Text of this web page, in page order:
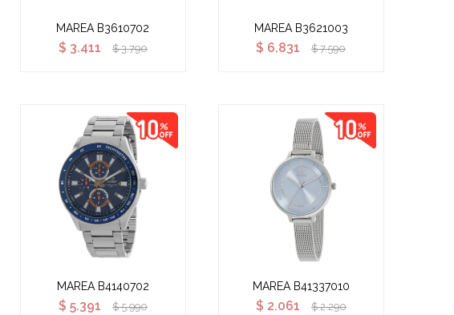
MAREA B3610702
$ 3.411 $ 3.790
MAREA B3621003
$ 6.831 $ 7.590
MAREA B4140702
$ 5.391 $ 5.990
MAREA B41337010
$ 2.061 $ 2.290